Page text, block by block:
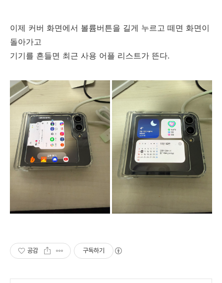
이제 커버 화면에서 볼륨버튼을 길게 누르고 떼면 화면이
돌아가고
기기를 흔들면 최근 사용 어플 리스트가 뜬다.
공감 구독하기